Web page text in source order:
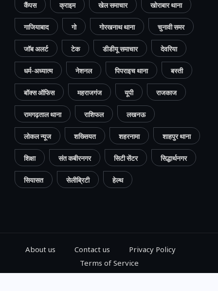
कैंपस क्राइम खेल समाचार खोराबार थाना
गाजियाबाद गो गोरखनाथ थाना चुनावी समर
जॉब अलर्ट टेक डीडीयू समाचार देवरिया
धर्म-अध्यात्म नेशनल पिपराइच थाना बस्ती
बॉक्स ऑफिस महराजगंज यूपी राजकाज
रामगढ़ताल थाना राशिफल लखनऊ
लोकल न्यूज शख्सियत शहरनामा शाहपुर थाना
शिक्षा संत कबीरनगर सिटी सेंटर सिद्धार्थनगर
सियासत सेलीब्रिटी हेल्थ
About us Contact us
Privacy Policy
Terms of Service